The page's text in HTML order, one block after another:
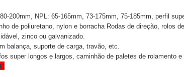
200mm, NPL: 65-165mm, 73-175mm, 75-185mm, perfil
de poliuretano, nylon e borracha Rodas de direção, rolos
zinco ou galvanizado.
balança, suporte de carga, travão, etc.
super longos e largos, caminhão de paletes de rolamento